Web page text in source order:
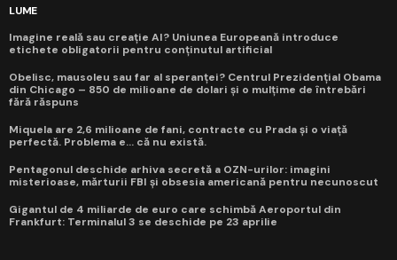
LUME
Imagine reală sau creație AI? Uniunea Europeană introduce
etichete obligatorii pentru conținutul artificial
Obelisc, mausoleu sau far al speranței? Centrul Prezidențial Obama
din Chicago – 850 de milioane de dolari și o mulțime de întrebări
fără răspuns
Miquela are 2,6 milioane de fani, contracte cu Prada și o viață
perfectă. Problema e... că nu există.
Pentagonul deschide arhiva secretă a OZN-urilor: imagini
misterioase, mărturii FBI și obsesia americană pentru necunoscut
Gigantul de 4 miliarde de euro care schimbă Aeroportul din
Frankfurt: Terminalul 3 se deschide pe 23 aprilie